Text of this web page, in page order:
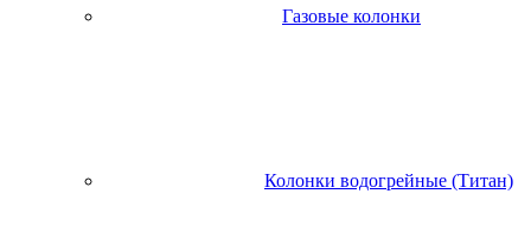
Газовые колонки
Колонки водогрейные (Титан)